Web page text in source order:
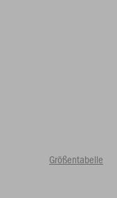
Größentabelle